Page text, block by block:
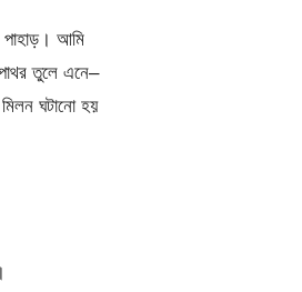
পাহাড়। আমি
তুলে এনে–
ঘটানো হয়